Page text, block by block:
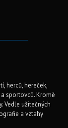
herců, hereček,
sportovců. Kromě
Vedle užitečných
a vztahy